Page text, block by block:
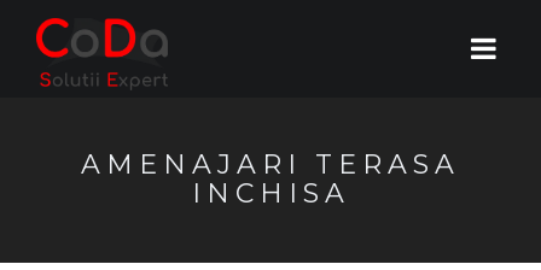
AMENAJARI TERASA
INCHISA